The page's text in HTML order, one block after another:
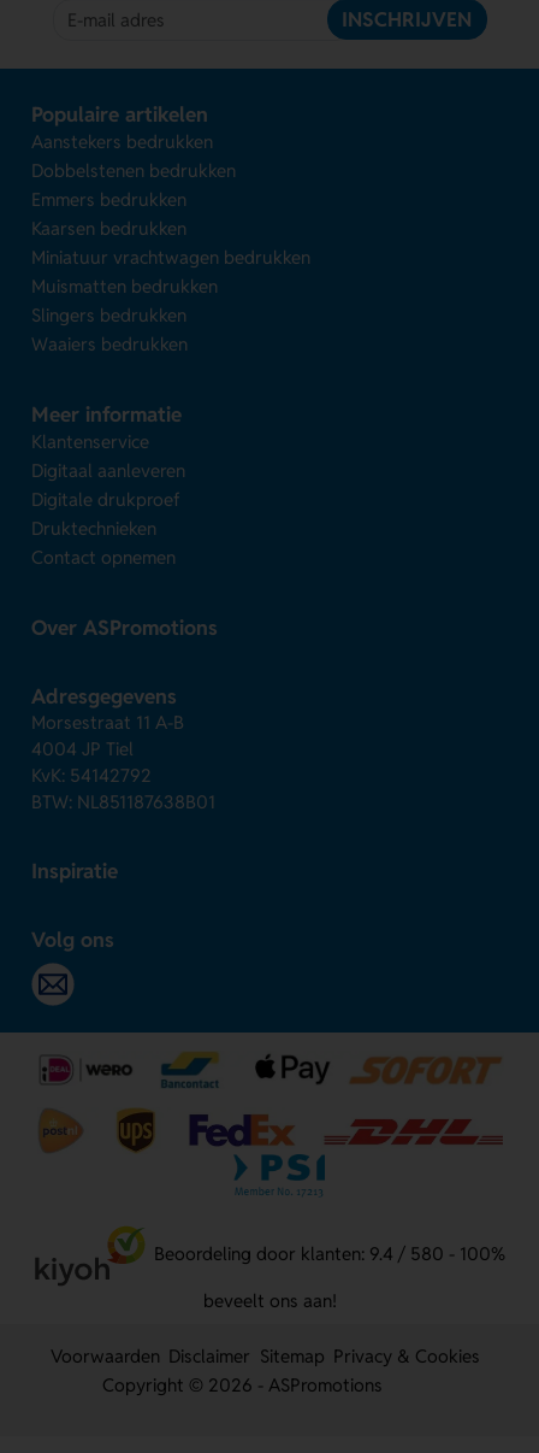
INSCHRIJVEN
Populaire artikelen
Aanstekers bedrukken
Dobbelstenen bedrukken
Emmers bedrukken
Kaarsen bedrukken
Miniatuur vrachtwagen bedrukken
Muismatten bedrukken
Slingers bedrukken
Waaiers bedrukken
Meer informatie
Klantenservice
Digitaal aanleveren
Digitale drukproef
Druktechnieken
Contact opnemen
Over ASPromotions
Adresgegevens
Morsestraat 11 A-B
4004 JP Tiel
KvK: 54142792
BTW: NL851187638B01
Inspiratie
Volg ons
Beoordeling door klanten: 9.4 / 580 - 100%
beveelt ons aan!
Voorwaarden Disclaimer Sitemap Privacy & Cookies
Copyright © 2026 - ASPromotions